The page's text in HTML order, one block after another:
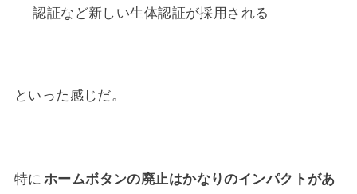
認証など新しい生体認証が採用される
といった感じだ。
特に ホームボタンの廃止はかなりのインパクトがあ